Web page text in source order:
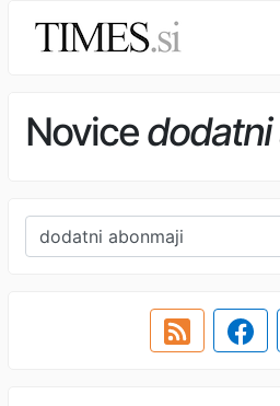
Novice